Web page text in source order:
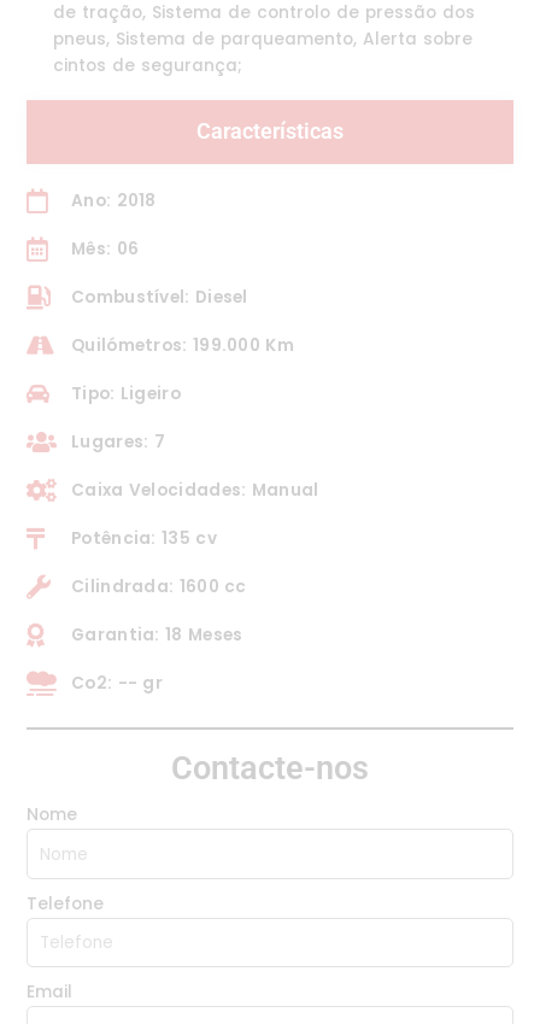
de tração, Sistema de controlo de pressão dos
pneus, Sistema de parqueamento, Alerta sobre
cintos de segurança;
Características
Ano: 2018
Mês: 06
Combustível: Diesel
Quilómetros: 199.000 Km
Tipo: Ligeiro
Lugares: 7
Caixa Velocidades: Manual
Potência: 135 cv
Cilindrada: 1600 cc
Garantia: 18 Meses
Co2: -- gr
Contacte-nos
Nome
Telefone
Email